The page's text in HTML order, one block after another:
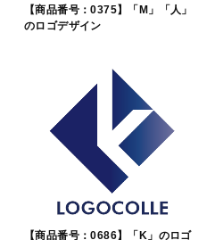
【商品番号：0375】「M」「人」
のロゴデザイン
【商品番号：0686】「K」のロゴ